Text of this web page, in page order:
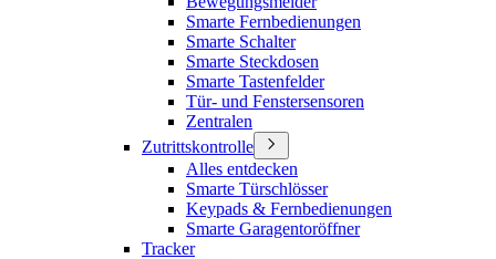
Smarte Fernbedienungen
Smarte Schalter
Smarte Steckdosen
Smarte Tastenfelder
Tür- und Fenstersensoren
Zentralen
Zutrittskontrolle
Alles entdecken
Smarte Türschlösser
Keypads & Fernbedienungen
Smarte Garagentoröffner
Tracker